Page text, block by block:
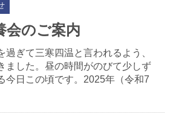
会のご案内
過ぎて三寒四温と言われるよう、
ました。昼の時間がのびて少しず
今日この頃です。2025年（令和7